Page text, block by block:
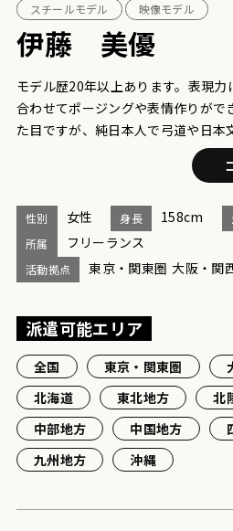
スチールモデル 映像モデル
伊藤 美優
モデル歴20年以上あります。表現力
合わせてポージングや表情作りがで
た目ですが、純日本人で弓道や日本
性別 女性 身長 158cm
所属 フリーランス
活動拠点 東京・関東圏 大阪・関
派遣可能エリア
全国 東京・関東圏
北海道
東北地方 北
中部地方
中国地方
九州地方
沖縄